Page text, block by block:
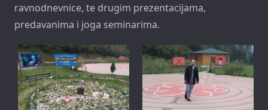
ravnodnevnice, te drugim prezentacijama,
predavanima i joga seminarima.